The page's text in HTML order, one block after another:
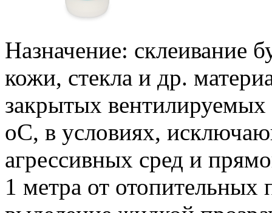
Назначение: склеивание
кожи, стекла и др.
закрытых
оС, в условиях,
агрессивных сред и
1 метра от